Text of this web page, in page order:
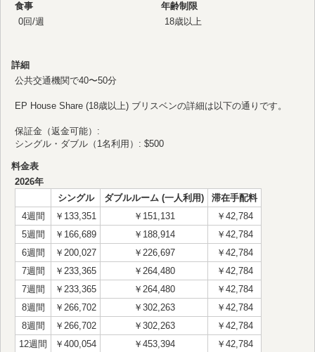
食事
0回/週
年齢制限
18歳以上
詳細
公共交通機関で40〜50分
EP House Share (18歳以上) ブリスベンの詳細は以下の通りです。
保証金（返金可能）:
シングル・ダブル（1名利用）: $500
料金表
2026年
シングル
ダブルルーム (一人利用)
滞在手配料
4週間
￥133,351 ￥151,131
￥42,784
5週間
￥166,689 ￥188,914
￥42,784
6週間
￥200,027 ￥226,697
￥42,784
7週間
￥233,365 ￥264,480
￥42,784
7週間
￥233,365 ￥264,480
￥42,784
8週間
￥266,702 ￥302,263
￥42,784
8週間
￥266,702 ￥302,263
￥42,784
12週間
￥400,054 ￥453,394
￥42,784